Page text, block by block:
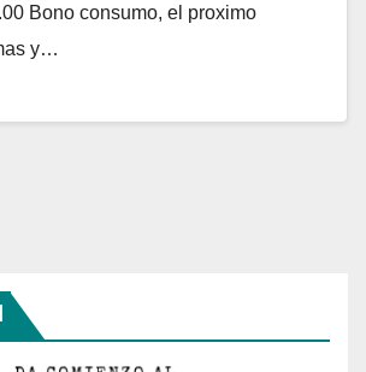
Bono consumo, el proximo
y…